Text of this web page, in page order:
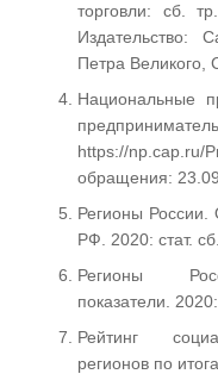
торговли: сб.
Издательство:
Петра Великого,
Национальные
https://
обращения:
Регионы России.
РФ. 2020: стат.
Регионы
показатели.
Рейтинг
регионов по